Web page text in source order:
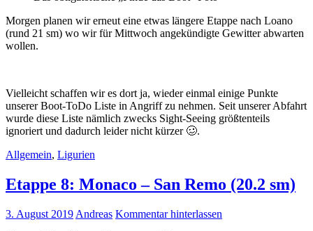
Morgen planen wir erneut eine etwas längere Etappe nach Loano
(rund 21 sm) wo wir für Mittwoch angekündigte Gewitter abwarten
wollen.
Vielleicht schaffen wir es dort ja, wieder einmal einige Punkte
unserer Boot-ToDo Liste in Angriff zu nehmen. Seit unserer Abfahrt
wurde diese Liste nämlich zwecks Sight-Seeing größtenteils
ignoriert und dadurch leider nicht kürzer 🥴.
Allgemein, Ligurien
Etappe 8: Monaco – San Remo (20.2 sm)
3. August 2019 Andreas Kommentar hinterlassen